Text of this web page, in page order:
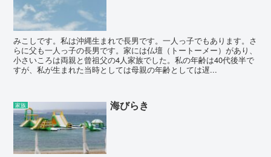
みこしです。私は沖縄生まれで長男です。一人っ子でもあります。さ
らに父も一人っ子の長男です。家には仏壇（トートーメー）があり、
小さいころは両親と曾祖父の4人家族でした。私の年齢は40代後半で
すが、私が生まれた当時としては母親の年齢としては遅...
家族 海びらき